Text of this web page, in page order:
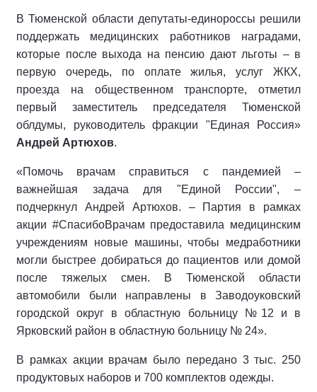
В Тюменской области депутаты-единороссы решили
поддержать медицинских работников наградами,
которые после выхода на пенсию дают льготы – в
первую очередь, по оплате жилья, услуг ЖКХ,
проезда на общественном транспорте, отметил
первый заместитель председателя Тюменской
облдумы, руководитель фракции "Единая Россия»
Андрей Артюхов.
«Помочь врачам справиться с пандемией –
важнейшая задача для "Единой России", –
подчеркнул Андрей Артюхов. – Партия в рамках
акции #СпасибоВрачам предоставила медицинским
учреждениям новые машины, чтобы медработники
могли быстрее добираться до пациентов или домой
после тяжелых смен. В Тюменской области
автомобили были направлены в Заводоуковский
городской округ в областную больницу №12 и в
Ярковский район в областную больницу № 24».
В рамках акции врачам было передано 3 тыс. 250
продуктовых наборов и 700 комплектов одежды.